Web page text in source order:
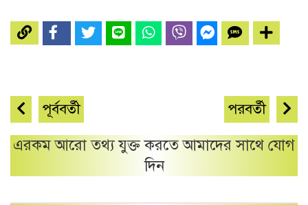
পূর্ববর্তী পরবর্তী
এরকম আরো তথ্য যুক্ত করতে আমাদের সাথে যোগ
দিন